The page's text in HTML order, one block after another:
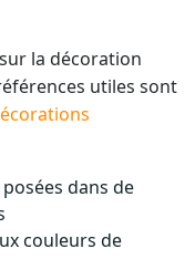
la décoration
utiles sont
dans de
couleurs de